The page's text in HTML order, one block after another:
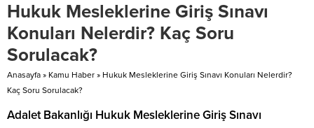
Hukuk Mesleklerine Giriş Sınavı
Konuları Nelerdir? Kaç Soru
Sorulacak?
Anasayfa » Kamu Haber » Hukuk Mesleklerine Giriş Sınavı Konuları Nelerdir?
Kaç Soru Sorulacak?
Adalet Bakanlığı Hukuk Mesleklerine Giriş Sınavı